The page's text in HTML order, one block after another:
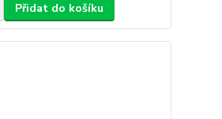
Přidat do košíku